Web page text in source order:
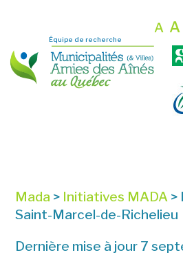
Équipe de recherche
A A
Mada > Initiatives MADA >
Saint-Marcel-de-Richelieu
Dernière mise à jour 7